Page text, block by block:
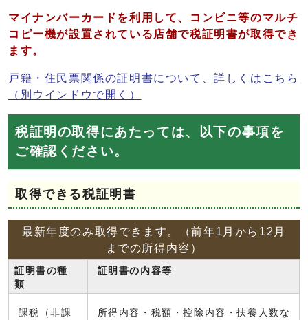
マイナンバーカードを利用して、コンビニ等のマルチ
コピー機が設置されている店舗で税証明書が取得でき
ます。
戸籍・住民票関係の証明書について、詳しくはこちら
（別ウインドウで開く）
税証明の取得にあたっては、以下の事項を
ご確認ください。
取得できる税証明書
最新年度のみ取得できます。（前年1月から12月
までの所得内容）
証明書の種
類
証明書の内容等
課税（非課
所得内容・税額・控除内容・扶養人数な